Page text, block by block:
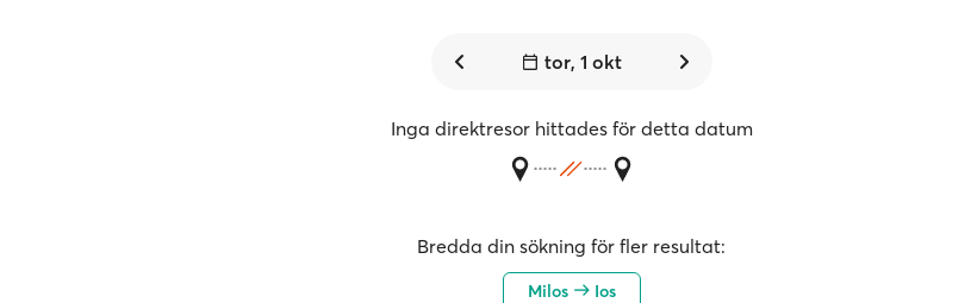
tor, 1 okt
Inga direktresor hittades för detta datum
Bredda din sökning för fler resultat:
Milos Ios